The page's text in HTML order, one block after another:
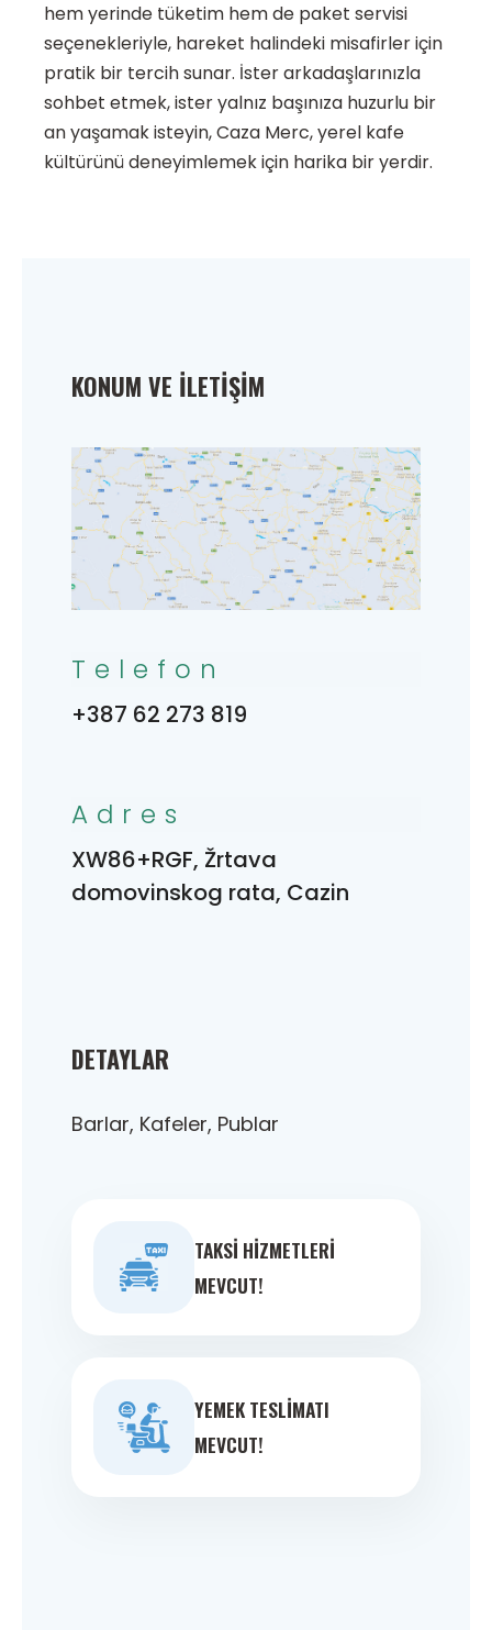
hem yerinde tüketim hem de paket servisi
seçenekleriyle, hareket halindeki misafirler için
pratik bir tercih sunar. İster arkadaşlarınızla
sohbet etmek, ister yalnız başınıza huzurlu bir
an yaşamak isteyin, Caza Merc, yerel kafe
kültürünü deneyimlemek için harika bir yerdir.
DETAYLAR
Barlar, Kafeler, Publar
TAKSI HIZMETLERI
MEVCUT!
YEMEK TESLIMATI
MEVCUT!
KONUM VE İLETIŞIM
Telefon
+387 62 273 819
Adres
XW86+RGF, Žrtava
domovinskog rata, Cazin